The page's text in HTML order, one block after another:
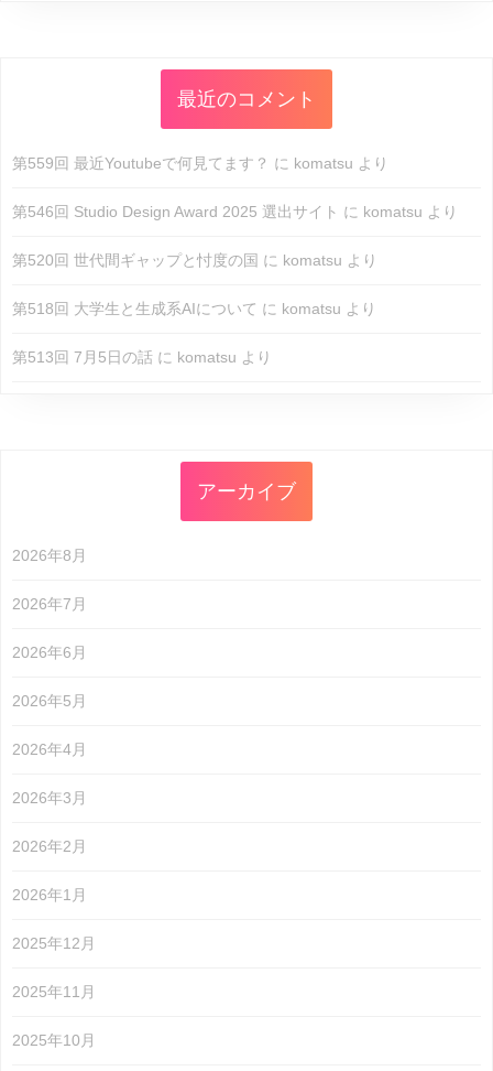
最近のコメント
第559回 最近Youtubeで何見てます？ に komatsu より
第546回 Studio Design Award 2025 選出サイト に komatsu より
第520回 世代間ギャップと忖度の国 に komatsu より
第518回 大学生と生成系AIについて に komatsu より
第513回 7月5日の話 に komatsu より
アーカイブ
2026年8月
2026年7月
2026年6月
2026年5月
2026年4月
2026年3月
2026年2月
2026年1月
2025年12月
2025年11月
2025年10月